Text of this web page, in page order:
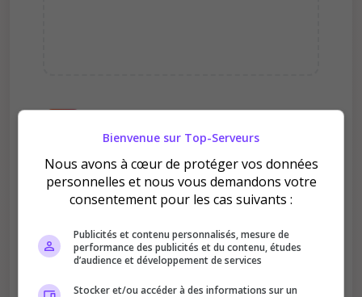
EUROPA-PARK 2.0 ?
Améliore le classement
Bienvenue sur Top-Serveurs
Nous avons à cœur de protéger vos données
personnelles et nous vous demandons votre
consentement pour les cas suivants :
Publicités et contenu personnalisés, mesure de
performance des publicités et du contenu, études
d’audience et développement de services
Stocker et/ou accéder à des informations sur un